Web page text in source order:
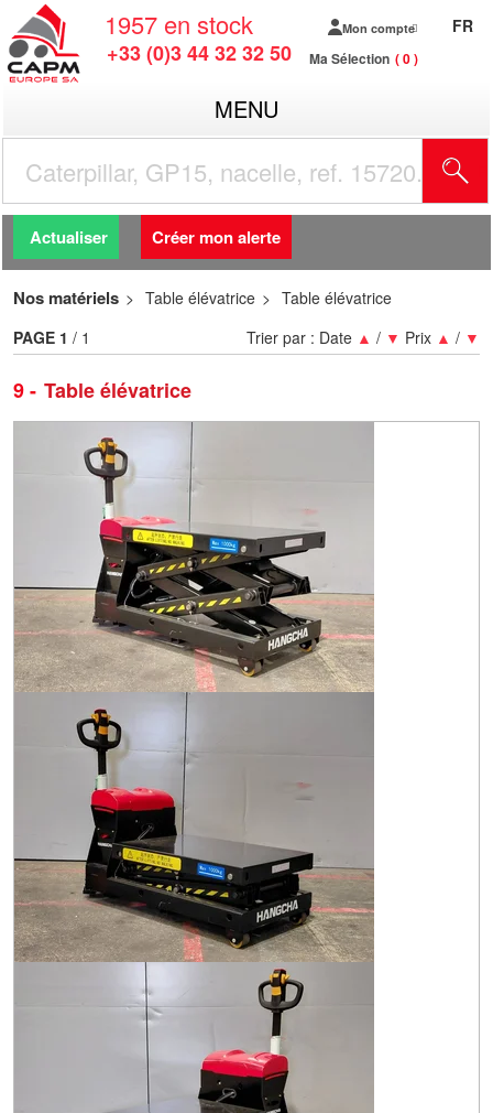
1957 en stock
+33 (0)3 44 32 32 50
Mon compte
Ma Sélection 0
FR
MENU
Actualiser Créer mon alerte
Nos matériels Table élévatrice Table élévatrice
9 Table élévatrice
Trier par : Date ▲ / ▼ Prix ▲ / ▼
PAGE 1 / 1